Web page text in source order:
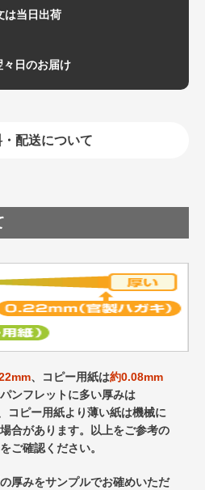
は当日出荷
日のお届け
配送について
、コピー用紙は約0.08mm
ンフレットに多い厚みは
コピー用紙より薄い紙は機械に
合があります。以上をご参考の
ご確認ください。
厚みをサンプルでお確めいただ